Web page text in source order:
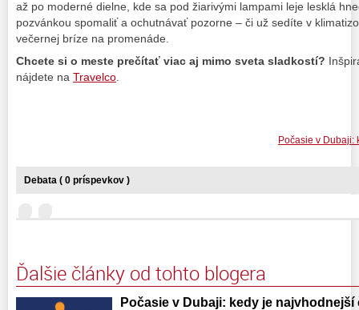
až po moderné dielne, kde sa pod žiarivými lampami leje lesklá
pozvánkou spomaliť a ochutnávať pozorne – či už sedíte v
večernej bríze na promenáde.
Chcete si o meste prečítať viac aj mimo sveta sladkostí?
nájdete na Travelco
Počasie v Dubaji:
Debata ( 0 príspevkov )
Ďalšie články od tohto blogera
Počasie v Dubaji: kedy je